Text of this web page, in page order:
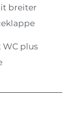
breiter
WC plus